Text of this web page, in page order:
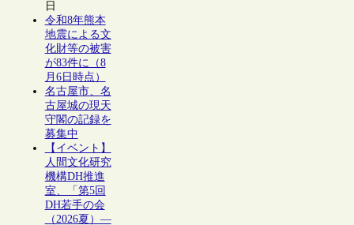
日
令和8年熊本
地震による文
化財等の被害
が83件に（8
月6日時点）
名古屋市、名
古屋城の現天
守閣の記録を
募集中
【イベント】
人間文化研究
機構DH推進
室、「第5回
DH若手の会
（2026夏）―